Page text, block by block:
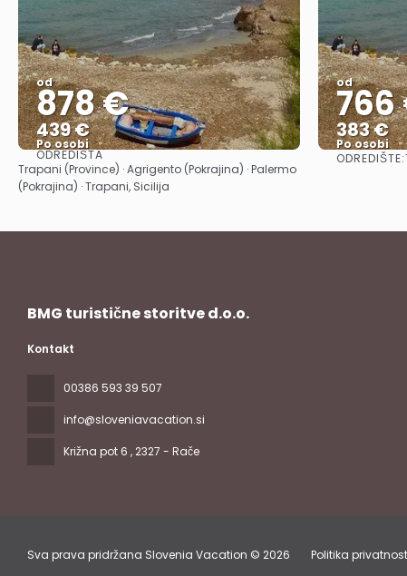
od
878 €
439 €
Po osobi
Vidjeti
ODREDIŠTA
Trapani (Province) · Agrigento (Pokrajina) · Palermo
(Pokrajina) · Trapani, Sicilija
od
383 €
Po osobi
ODREDIŠTE:
BMG turistične storitve d.o.o.
Kontakt
00386 593 39 507
info@sloveniavacation.si
Križna pot 6 , 2327 - Rače
Sva prava pridržana Slovenia Vacation © 2026 Politika